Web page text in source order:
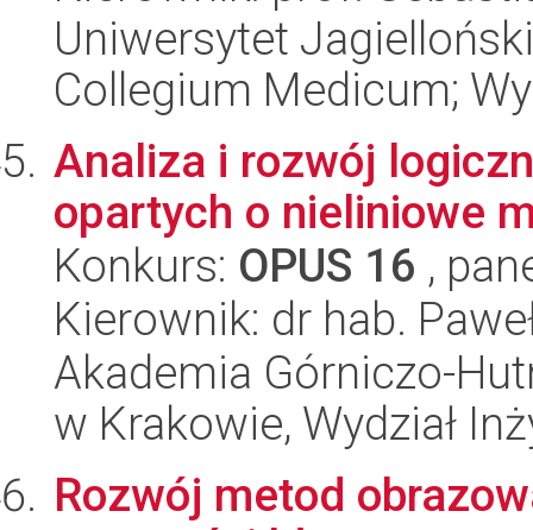
Uniwersytet
Collegium Medicum;
Analiza i rozwój
opartych o nieliniowe
Konkurs: OPUS 16 ,
Kierownik: dr hab.
Akademia Górniczo-
w Krakowie, Wydział
Rozwój metod